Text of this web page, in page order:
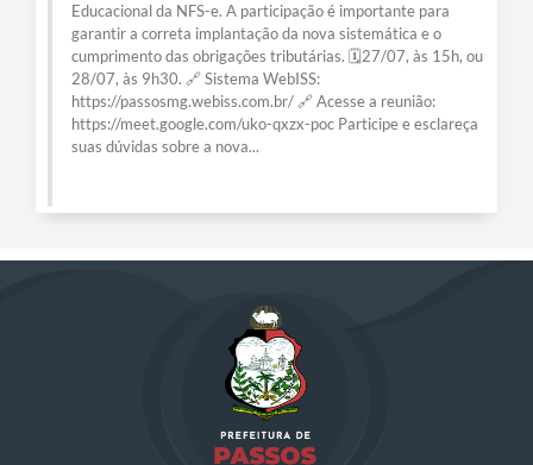
Educacional da NFS-e. A participação é importante para
garantir a correta implantação da nova sistemática e o
cumprimento das obrigações tributárias. 🗓️27/07, às 15h, ou
28/07, às 9h30. 🔗 Sistema WebISS:
https://passosmg.webiss.com.br/ 🔗 Acesse a reunião:
https://meet.google.com/uko-qxzx-poc Participe e esclareça
suas dúvidas sobre a nova...